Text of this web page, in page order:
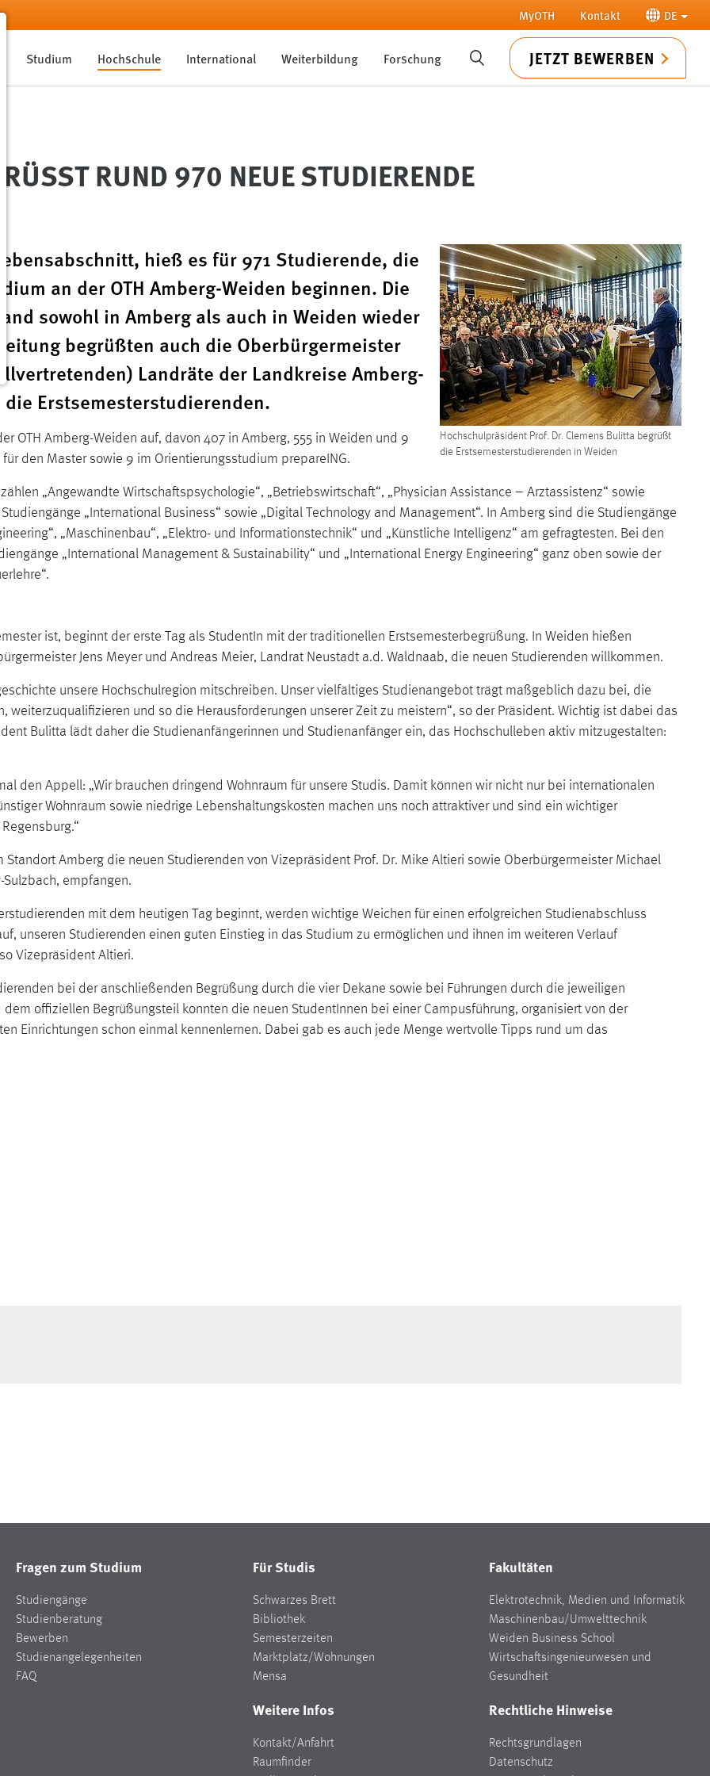
MyOTH Kontakt DE
Studium Hochschule International Weiterbildung Forschung SUCHE JETZT BEWERBEN
RUND 970 NEUE STUDIERENDE
Hochschulpräsident Prof. Dr. Clemens Bulitta begrüßt
die Erstsemesterstudierenden in Weiden
hieß es für 971 Studierende, die
an der OTH Amberg-Weiden beginnen. Die
sowohl in Amberg als auch in Weiden wieder
begrüßten auch die Oberbürgermeister
Landräte der Landkreise Amberg-
Erstsemesterstudierenden.
OTH Amberg-Weiden auf, davon 407 in Amberg, 555 in Weiden und 9
den Master sowie 9 im Orientierungsstudium prepareING.
„Angewandte Wirtschaftspsychologie“, „Betriebswirtschaft“, „Physician Assistance – Arztassistenz“ sowie
„International Business“ sowie „Digital Technology and Management“. In Amberg sind die Studiengänge
„Maschinenbau“, „Elektro- und Informationstechnik“ und „Künstliche Intelligenz“ am gefragtesten. Bei den
„International Management & Sustainability“ und „International Energy Engineering“ ganz oben sowie der
ist, beginnt der erste Tag als StudentIn mit der traditionellen Erstsemesterbegrüßung. In Weiden hießen
Jens Meyer und Andreas Meier, Landrat Neustadt a.d. Waldnaab, die neuen Studierenden willkommen.
unsere Hochschulregion mitschreiben. Unser vielfältiges Studienangebot trägt maßgeblich dazu bei, die
und so die Herausforderungen unserer Zeit zu meistern“, so der Präsident. Wichtig ist dabei das
Bulitta lädt daher die Studienanfängerinnen und Studienanfänger ein, das Hochschulleben aktiv mitzugestalten:
den Appell: „Wir brauchen dringend Wohnraum für unsere Studis. Damit können wir nicht nur bei internationalen
Wohnraum sowie niedrige Lebenshaltungskosten machen uns noch attraktiver und sind ein wichtiger
Amberg die neuen Studierenden von Vizepräsident Prof. Dr. Mike Altieri sowie Oberbürgermeister Michael
Sulzbach, empfangen.
mit dem heutigen Tag beginnt, werden wichtige Weichen für einen erfolgreichen Studienabschluss
unseren Studierenden einen guten Einstieg in das Studium zu ermöglichen und ihnen im weiteren Verlauf
Vizepräsident Altieri.
bei der anschließenden Begrüßung durch die vier Dekane sowie bei Führungen durch die jeweiligen
offiziellen Begrüßungsteil konnten die neuen StudentInnen bei einer Campusführung, organisiert von der
Einrichtungen schon einmal kennenlernen. Dabei gab es auch jede Menge wertvolle Tipps rund um das
Fragen zum Studium
Studiengänge
Studienberatung
Bewerben
Studienangelegenheiten
FAQ
Für Studis
Schwarzes Brett
Bibliothek
Semesterzeiten
Marktplatz/Wohnungen
Mensa
Fakultäten
Elektrotechnik, Medien und Informatik
Maschinenbau/Umwelttechnik
Weiden Business School
Wirtschaftsingenieurwesen und
Gesundheit
Weitere Infos
Kontakt/Anfahrt
Raumfinder
Rechtliche Hinweise
Rechtsgrundlagen
Datenschutz